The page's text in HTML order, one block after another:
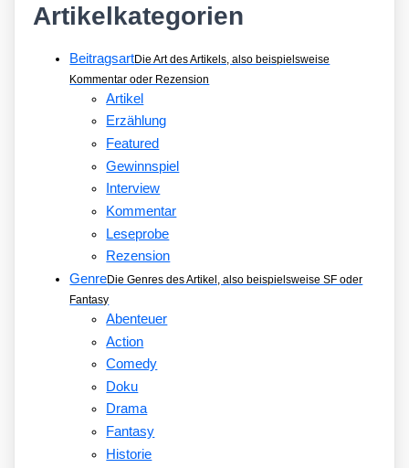
Artikelkategorien
BeitragsartDie Art des Artikels, also beispielsweise
Kommentar oder Rezension
Artikel
Erzählung
Featured
Gewinnspiel
Interview
Kommentar
Leseprobe
Rezension
GenreDie Genres des Artikel, also beispielsweise SF oder
Fantasy
Abenteuer
Action
Comedy
Doku
Drama
Fantasy
Historie